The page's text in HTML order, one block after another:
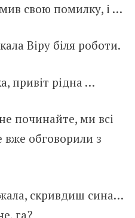
свою помилку, і …
Віру біля роботи.
привіт рідна …
починайте, ми всі
обговорили з
скривдиш сина…
га?